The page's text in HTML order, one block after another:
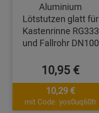
Aluminium
Lötstutzen glatt für
Kastenrinne RG333
und Fallrohr DN100
10,95 €
10,29 €
mit Code: yos0uq60fr